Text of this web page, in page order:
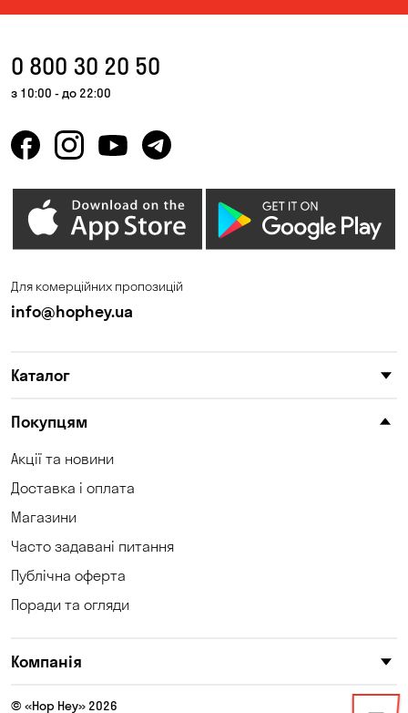
Горенка
Дніпро Зазим’є
Кам'янське
Котівка
Кошари
Крюківщина
0 800 30 20 50
з 10:00 - до 22:00
Для комерційних пропозицій
info@hophey.ua
Каталог
Покупцям
Акції та новини
Доставка і оплата
Магазини
Часто задавані питання
Публічна оферта
Поради та огляди
Компанія
© «Hop Hey» 2026